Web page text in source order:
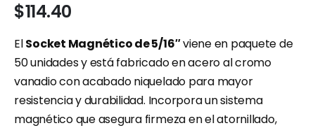
$114.40
ElSocket Magnético de 5/16″viene en paquete de
50 unidades y está fabricado en acero al cromo
vanadio con acabado niquelado para mayor
resistencia y durabilidad. Incorpora un sistema
magnético que asegura firmeza en el atornillado,